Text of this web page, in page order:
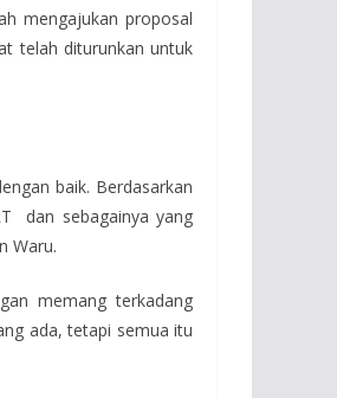
mengajukan proposal
telah diturunkan untuk
baik. Berdasarkan
dan sebagainya yang
Waru.
memang terkadang
ada, tetapi semua itu